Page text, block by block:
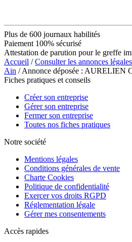
Plus de 600 journaux habilités
Paiement 100% sécurisé
Attestation de parution pour le greffe
Accueil /Consulter les annonces légales
Ain / Annonce déposée : AURELIEN
Fiches pratiques et conseils
Créer son entreprise
Gérer son entreprise
Fermer son entreprise
Toutes nos fiches pratiques
Notre société
Mentions légales
Conditions générales de vente
Charte Cookies
Politique de confidentialité
Exercer vos droits RGPD
Réglementation légale
Gérer mes consentements
Accès rapides